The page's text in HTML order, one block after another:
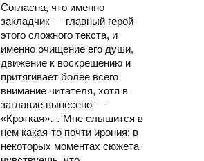
Согласна, что именно
закладчик — главный герой
этого сложного текста, и
именно очищение его души,
движение к воскрешению и
притягивает более всего
внимание читателя, хотя в
заглавие вынесено —
«Кроткая»… Мне слышится в
нем какая-то почти ирония: в
некоторых моментах сюжета